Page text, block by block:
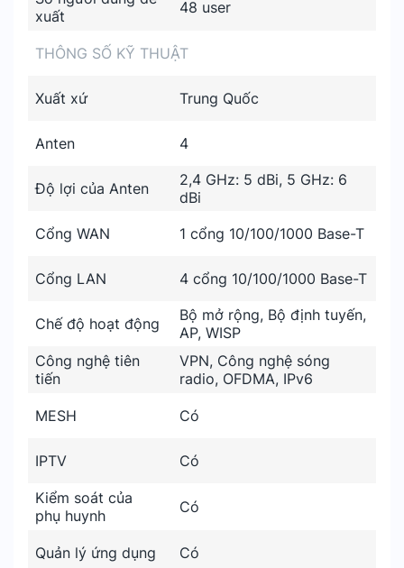
xuất
48 user
THÔNG SỐ KỸ THUẬT
Xuất xứ Trung Quốc
Anten 4
Độ lợi của Anten
2,4 GHz: 5 dBi, 5 GHz: 6
dBi
Cổng WAN
1 cổng 10/100/1000 Base-T
Cổng LAN 4 cổng 10/100/1000 Base-T
Chế độ hoạt động
Bộ mở rộng, Bộ định tuyến,
AP, WISP
Công nghệ tiên
tiến
VPN, Công nghệ sóng
radio, OFDMA, IPv6
MESH Có
IPTV Có
Kiểm soát của
phụ huynh
Có
Quản lý ứng dụng Có